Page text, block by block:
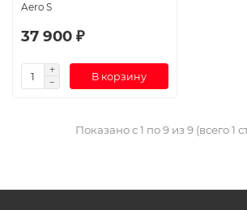
Aero S
37 900 ₽
В корзину
Показано с 1 по 9 из 9 (всего 1